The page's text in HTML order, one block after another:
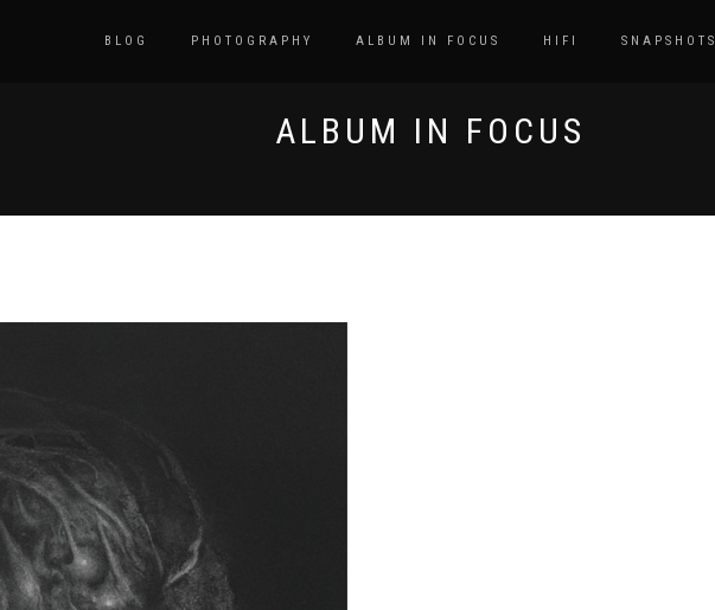
BLOG PHOTOGRAPHY ALBUM IN FOCUS HIFI SNAPSHOTS
ALBUM IN FOCUS